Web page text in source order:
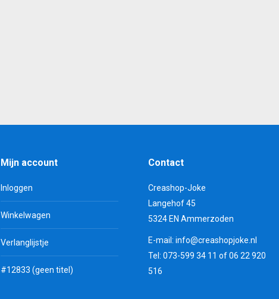
Mijn account
Inloggen
Winkelwagen
Verlanglijstje
#12833 (geen titel)
Contact
Creashop-Joke
Langehof 45
5324 EN Ammerzoden
E-mail: info@creashopjoke.nl
Tel: 073-599 34 11 of 06 22 920
516